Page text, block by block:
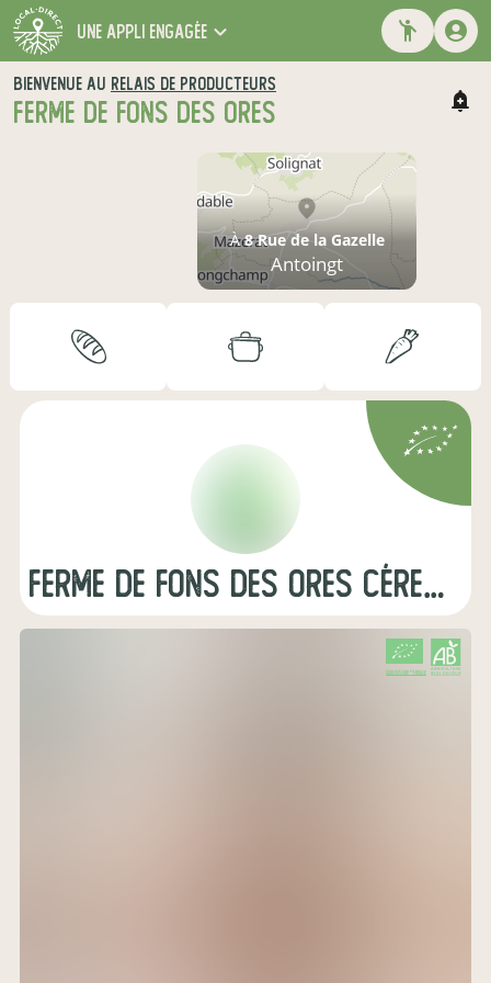
une appli engagée
BIENVENUE AU RELAIS DE PRODUCTEURS
FERME DE FONS DES ORES
À8 Rue de la Gazelle
Antoingt
Ferme de Fons Des Ores Céreales, Farines, Champignons
CERTIFIÉ PAR FR-BIO-10
AGRICULTURE FRANCE